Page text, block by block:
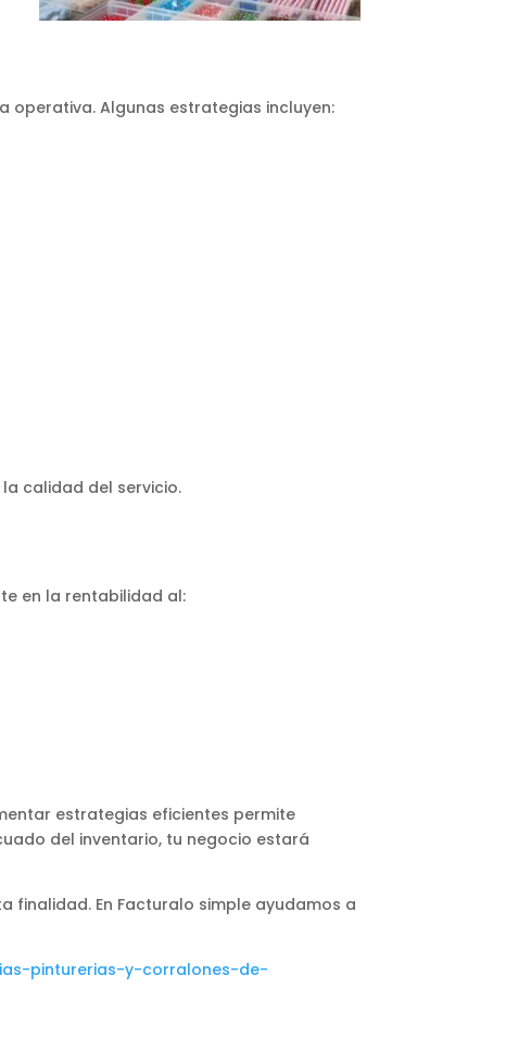
operativa. Algunas estrategias incluyen:
calidad del servicio.
en la rentabilidad al:
estrategias eficientes permite
del inventario, tu negocio estará
finalidad. En Facturalo simple ayudamos a
pinturerias-y-corralones-de-